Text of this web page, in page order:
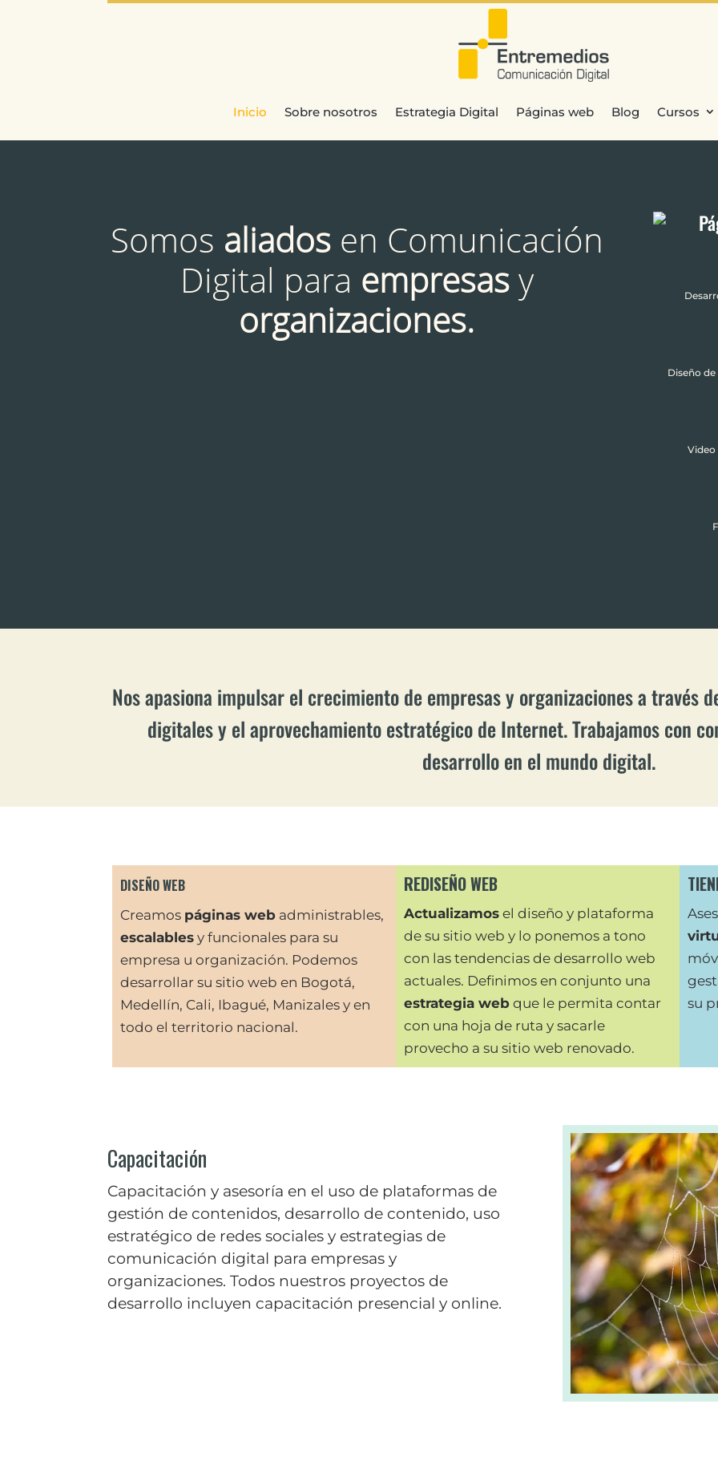
Inicio Sobre nosotros Estrategia Digital Páginas web Blog Cursos
Somos aliadosen Comunicación
Digital para empresasy
organizaciones.
Diseño
Nos apasiona impulsar el crecimiento de empresas y organizaciones a través
digitales y el aprovechamiento estratégico de Internet. Trabajamos con
desarrollo en el mundo digital.
DISEÑO WEB
Creamos páginas web administrables,
escalables y funcionales para su
empresa u organización. Podemos
desarrollar su sitio web en Bogotá,
Medellín, Cali, Ibagué, Manizales y en
todo el territorio nacional.
REDISEÑO WEB
Actualizamos el diseño y plataforma
de su sitio web y lo ponemos a tono
con las tendencias de desarrollo web
actuales. Definimos en conjunto una
estrategia web que le permita contar
con una hoja de ruta y sacarle
provecho a su sitio web renovado.
su
Capacitación
Capacitación y asesoría en el uso de plataformas de
gestión de contenidos, desarrollo de contenido, uso
estratégico de redes sociales y estrategias de
comunicación digital para empresas y
organizaciones. Todos nuestros proyectos de
desarrollo incluyen capacitación presencial y online.